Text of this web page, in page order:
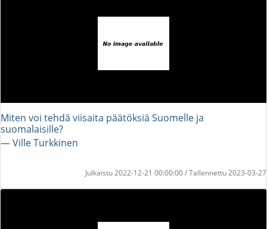
Miten voi tehdä viisaita päätöksiä Suomelle ja
suomalaisille?
― Ville Turkkinen
Julkaistu 2022-12-21 00:00:00 / Tallennettu 2023-03-27